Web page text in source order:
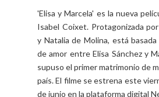
'Elisa y Marcela' es la nueva
Isabel Coixet. Protagonizada
y Natalia de Molina, está
de amor entre Elisa Sánchez y
supuso el primer matrimonio de
país. El filme se estrena este
de junio en la plataforma digital